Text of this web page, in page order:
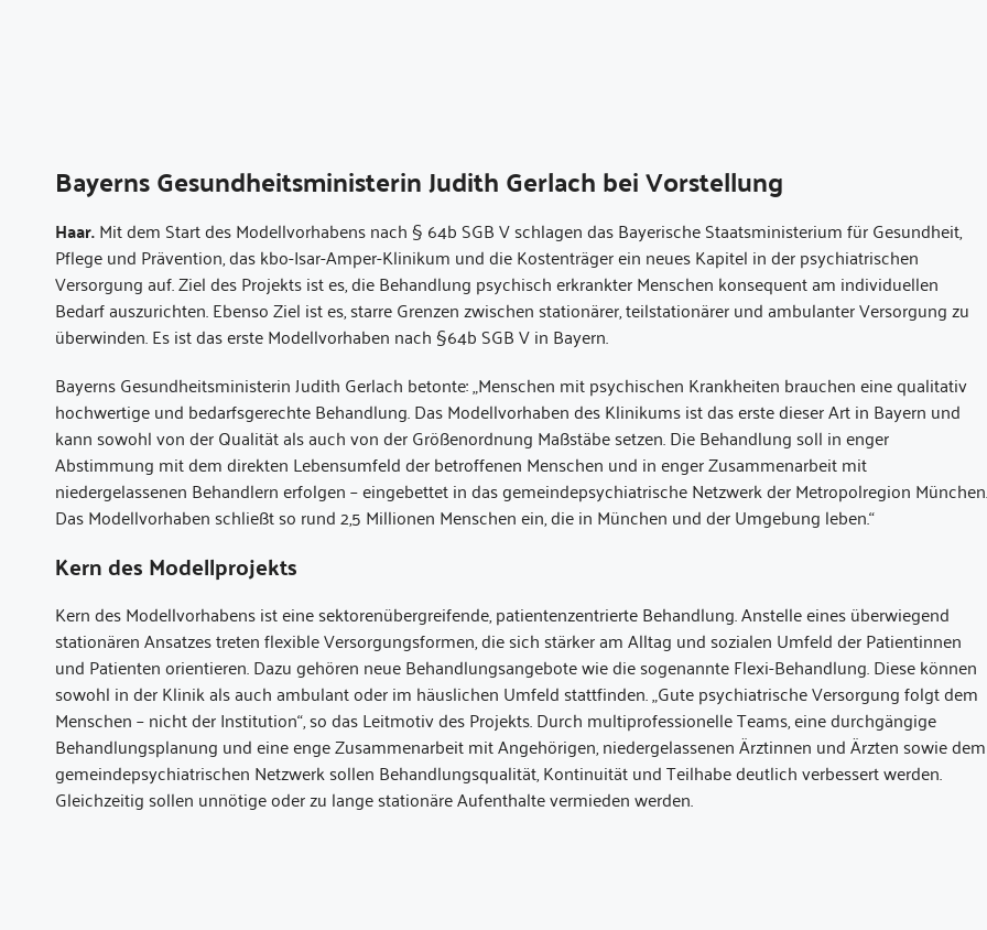
Bayerns Gesundheitsministerin Judith Gerlach bei Vorstellung
Haar.Mit dem Start des Modellvorhabens nach § 64b SGB V schlagen das Bayerische Staatsministerium für Gesundheit,
Pflege und Prävention, das kbo-Isar-Amper-Klinikum und die Kostenträger ein neues Kapitel in der psychiatrischen
Versorgung auf. Ziel des Projekts ist es, die Behandlung psychisch erkrankter Menschen konsequent am individuellen
Bedarf auszurichten. Ebenso Ziel ist es, starre Grenzen zwischen stationärer, teilstationärer und ambulanter Versorgung zu
überwinden. Es ist das erste Modellvorhaben nach §64b SGB V in Bayern.
Bayerns Gesundheitsministerin Judith Gerlach betonte: „Menschen mit psychischen Krankheiten brauchen eine qualitativ
hochwertige und bedarfsgerechte Behandlung. Das Modellvorhaben des Klinikums ist das erste dieser Art in Bayern und
kann sowohl von der Qualität als auch von der Größenordnung Maßstäbe setzen. Die Behandlung soll in enger
Abstimmung mit dem direkten Lebensumfeld der betroffenen Menschen und in enger Zusammenarbeit mit
niedergelassenen Behandlern erfolgen – eingebettet in das gemeindepsychiatrische Netzwerk der Metropolregion München.
Das Modellvorhaben schließt so rund 2,5 Millionen Menschen ein, die in München und der Umgebung leben.“
Kern des Modellprojekts
Kern des Modellvorhabens ist eine sektorenübergreifende, patientenzentrierte Behandlung. Anstelle eines überwiegend
stationären Ansatzes treten flexible Versorgungsformen, die sich stärker am Alltag und sozialen Umfeld der Patientinnen
und Patienten orientieren. Dazu gehören neue Behandlungsangebote wie die sogenannte Flexi-Behandlung. Diese können
sowohl in der Klinik als auch ambulant oder im häuslichen Umfeld stattfinden. „Gute psychiatrische Versorgung folgt dem
Menschen – nicht der Institution“, so das Leitmotiv des Projekts. Durch multiprofessionelle Teams, eine durchgängige
Behandlungsplanung und eine enge Zusammenarbeit mit Angehörigen, niedergelassenen Ärztinnen und Ärzten sowie dem
gemeindepsychiatrischen Netzwerk sollen Behandlungsqualität, Kontinuität und Teilhabe deutlich verbessert werden.
Gleichzeitig sollen unnötige oder zu lange stationäre Aufenthalte vermieden werden.